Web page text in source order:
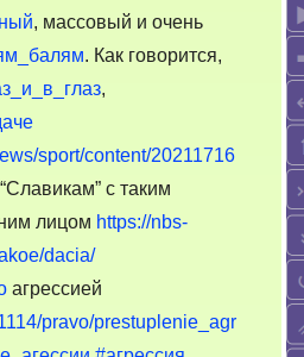
, массовый и очень
. Как говорится,
,
sport/content/20211716
с таким
лицом https://nbs-
dacia/
агрессией
pravo/prestuplenie_agr